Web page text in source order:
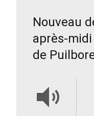
Nouveau
après-
de